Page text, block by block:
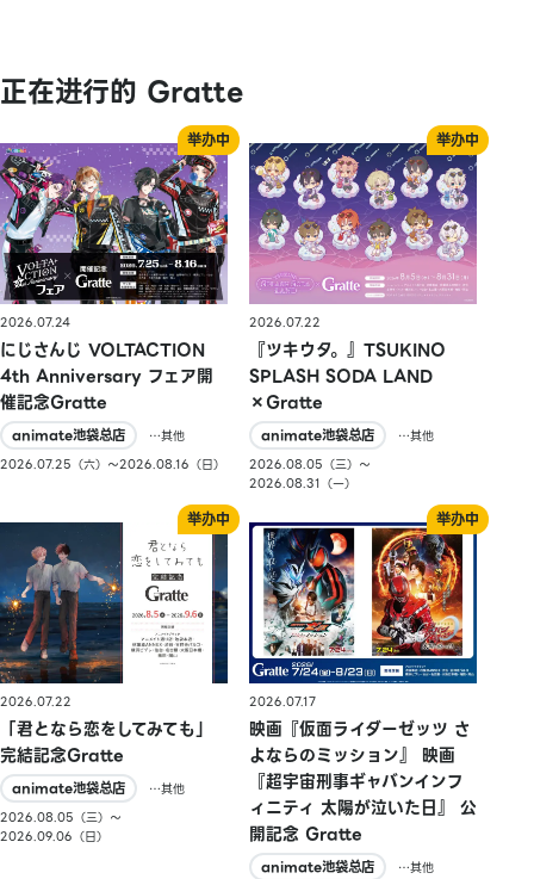
正在进行的 Gratte
2026.07.24
にじさんじ VOLTACTION
4th Anniversary フェア開
催記念Gratte
animate池袋总店
…其他
2026.07.25（六）〜2026.08.16（日）
2026.07.22
『ツキウタ。』TSUKINO
SPLASH SODA LAND
×Gratte
animate池袋总店
…其他
2026.08.05（三）〜
2026.08.31（一）
2026.07.22
「君となら恋をしてみても」
完結記念Gratte
animate池袋总店
…其他
2026.08.05（三）〜
2026.09.06（日）
2026.07.17
映画『仮面ライダーゼッツ さ
よならのミッション』 映画
『超宇宙刑事ギャバンインフ
ィニティ 太陽が泣いた日』 公
開記念 Gratte
animate池袋总店
…其他